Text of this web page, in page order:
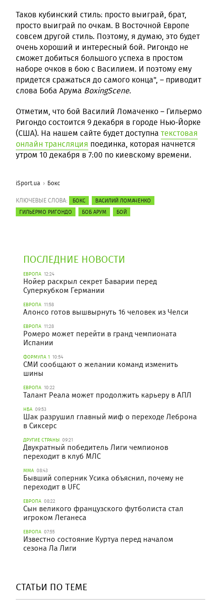
Таков кубинский стиль: просто выиграй, брат,
просто выиграй по очкам. В Восточной Европе
совсем другой стиль. Поэтому, я думаю, это будет
очень хороший и интересный бой. Ригондо не
сможет добиться большого успеха в простом
наборе очков в бою с Василием. И поэтому ему
придется сражаться до самого конца", – приводит
слова Боба Арума BoxingScene.
Отметим, что бой Василий Ломаченко – Гильермо
Ригондо состоится 9 декабря в городе Нью-Йорке
(США). На нашем сайте будет доступна текстовая
онлайн трансляция поединка, которая начнется
утром 10 декабря в 7:00 по киевскому времени.
iSport.ua Бокс
КЛЮЧЕВЫЕ СЛОВА: БОКС
ВАСИЛИЙ ЛОМАЧЕНКО
ГИЛЬЕРМО РИГОНДО
БОБ АРУМ БОЙ
ПОСЛЕДНИЕ НОВОСТИ
ЕВРОПА 12:24
Нойер раскрыл секрет Баварии перед
Суперкубком Германии
ЕВРОПА 11:58
Алонсо готов вышвырнуть 16 человек из Челси
ЕВРОПА 11:28
Ромеро может перейти в гранд чемпионата
Испании
ФОРМУЛА 1 10:54
СМИ сообщают о желании команд изменить
шины
ЕВРОПА 10:22
Талант Реала может продолжить карьеру в АПЛ
НБА 09:53
Шак разрушил главный миф о переходе Леброна
в Сиксерс
ДРУГИЕ СТРАНЫ 09:21
Двукратный победитель Лиги чемпионов
переходит в клуб МЛС
ММА 08:43
Бывший соперник Усика объяснил, почему не
переходит в UFC
ЕВРОПА 08:22
Сын великого французского футболиста стал
игроком Леганеса
ЕВРОПА 07:55
Известно состояние Куртуа перед началом
сезона Ла Лиги
СТАТЬИ ПО ТЕМЕ